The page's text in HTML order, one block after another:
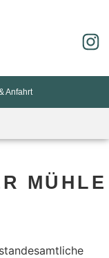
Anfahrt
MÜHLE